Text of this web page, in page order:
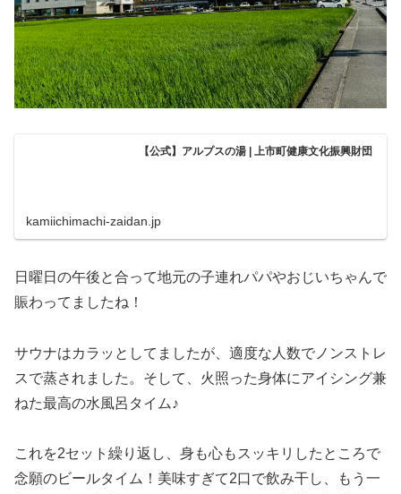
【公式】アルプスの湯 | 上市町健康文化振興財団
kamiichimachi-zaidan.jp
日曜日の午後と合って地元の子連れパパやおじいちゃんで
賑わってましたね！
サウナはカラッとしてましたが、適度な人数でノンストレ
スで蒸されました。そして、火照った身体にアイシング兼
ねた最高の水風呂タイム♪
これを2セット繰り返し、身も心もスッキリしたところで
念願のビールタイム！美味すぎて2口で飲み干し、もう一